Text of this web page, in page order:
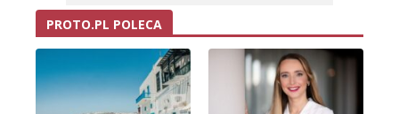
PROTO.PL POLECA